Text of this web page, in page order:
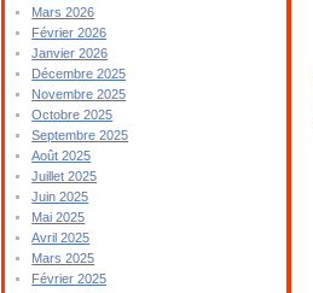
Mars 2026
Février 2026
Janvier 2026
Décembre 2025
Novembre 2025
Octobre 2025
Septembre 2025
Août 2025
Juillet 2025
Juin 2025
Mai 2025
Avril 2025
Mars 2025
Février 2025